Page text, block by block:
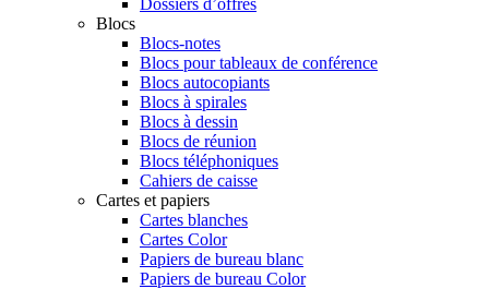
Dossiers d’offres
Blocs
Blocs-notes
Blocs pour tableaux de conférence
Blocs autocopiants
Blocs à spirales
Blocs à dessin
Blocs de réunion
Blocs téléphoniques
Cahiers de caisse
Cartes et papiers
Cartes blanches
Cartes Color
Papiers de bureau blanc
Papiers de bureau Color